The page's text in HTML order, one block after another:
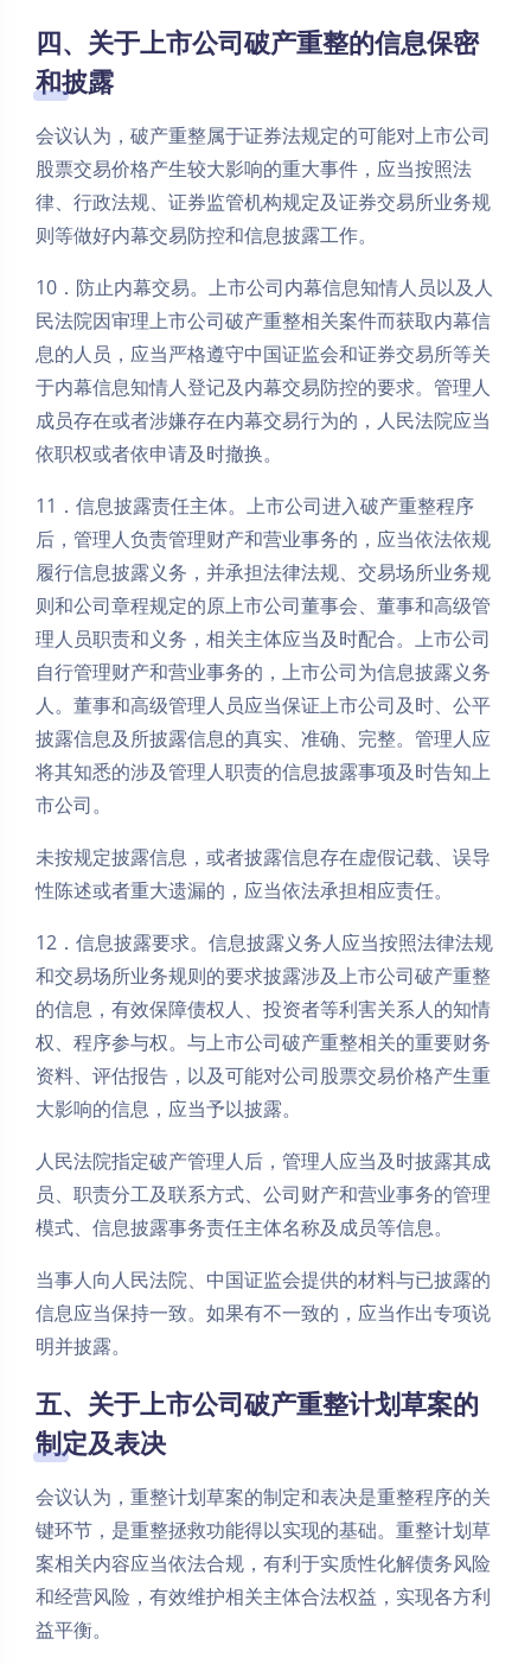
四、关于上市公司破产重整的信息保密
和披露
会议认为，破产重整属于证券法规定的可能对上市公司
股票交易价格产生较大影响的重大事件，应当按照法
律、行政法规、证券监管机构规定及证券交易所业务规
则等做好内幕交易防控和信息披露工作。
10．防止内幕交易。上市公司内幕信息知情人员以及人
民法院因审理上市公司破产重整相关案件而获取内幕信
息的人员，应当严格遵守中国证监会和证券交易所等关
于内幕信息知情人登记及内幕交易防控的要求。管理人
成员存在或者涉嫌存在内幕交易行为的，人民法院应当
依职权或者依申请及时撤换。
11．信息披露责任主体。上市公司进入破产重整程序
后，管理人负责管理财产和营业事务的，应当依法依规
履行信息披露义务，并承担法律法规、交易场所业务规
则和公司章程规定的原上市公司董事会、董事和高级管
理人员职责和义务，相关主体应当及时配合。上市公司
自行管理财产和营业事务的，上市公司为信息披露义务
人。董事和高级管理人员应当保证上市公司及时、公平
披露信息及所披露信息的真实、准确、完整。管理人应
将其知悉的涉及管理人职责的信息披露事项及时告知上
市公司。
未按规定披露信息，或者披露信息存在虚假记载、误导
性陈述或者重大遗漏的，应当依法承担相应责任。
12．信息披露要求。信息披露义务人应当按照法律法规
和交易场所业务规则的要求披露涉及上市公司破产重整
的信息，有效保障债权人、投资者等利害关系人的知情
权、程序参与权。与上市公司破产重整相关的重要财务
资料、评估报告，以及可能对公司股票交易价格产生重
大影响的信息，应当予以披露。
人民法院指定破产管理人后，管理人应当及时披露其成
员、职责分工及联系方式、公司财产和营业事务的管理
模式、信息披露事务责任主体名称及成员等信息。
当事人向人民法院、中国证监会提供的材料与已披露的
信息应当保持一致。如果有不一致的，应当作出专项说
明并披露。
五、关于上市公司破产重整计划草案的
制定及表决
会议认为，重整计划草案的制定和表决是重整程序的关
键环节，是重整拯救功能得以实现的基础。重整计划草
案相关内容应当依法合规，有利于实质性化解债务风险
和经营风险，有效维护相关主体合法权益，实现各方利
益平衡。